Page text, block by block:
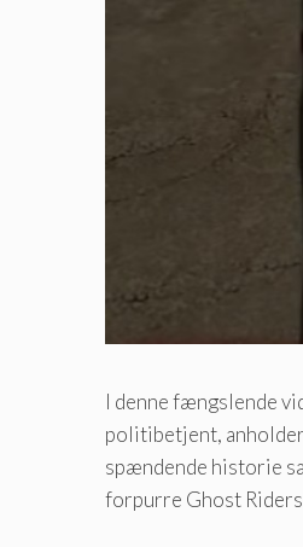
I denne fængslende
politibetjent,
spændende historie
forpurre Ghost